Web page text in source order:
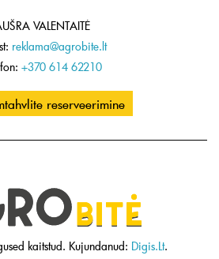
VALENTAITĖ
reklama@agrobite.lt
+370 614 62210
reserveerimine
kaitstud. Kujundanud: Digis.Lt.